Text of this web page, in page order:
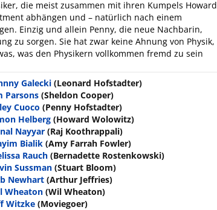
die meist zusammen mit ihren Kumpels Howard
abhängen und – natürlich nach einem
Einzig und allein Penny, die neue Nachbarin,
zu sorgen. Sie hat zwar keine Ahnung von Physik,
was den Physikern vollkommen fremd zu sein
Galecki (Leonard Hofstadter)
Parsons (Sheldon Cooper)
Cuoco (Penny Hofstadter)
Helberg (Howard Wolowitz)
Nayyar (Raj Koothrappali)
Bialik (Amy Farrah Fowler)
Rauch (Bernadette Rostenkowski)
Sussman (Stuart Bloom)
Newhart (Arthur Jeffries)
Wheaton (Wil Wheaton)
Witzke (Moviegoer)